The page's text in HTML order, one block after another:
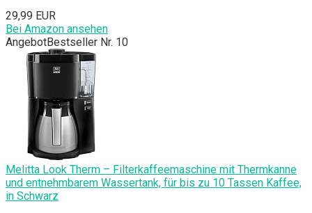
29,99 EUR
Bei Amazon ansehen
AngebotBestseller Nr. 10
Melitta Look Therm – Filterkaffeemaschine mit Thermkanne
und entnehmbarem Wassertank, für bis zu 10 Tassen Kaffee,
in Schwarz